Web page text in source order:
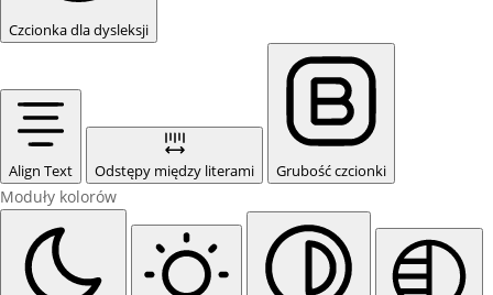
Czcionka dla dysleksji
Align Text Odstępy między literami Grubość czcionki
Moduły kolorów